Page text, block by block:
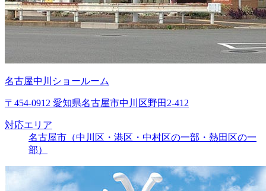
名古屋中川ショールーム
〒454-0912 愛知県名古屋市中川区野田2-412
対応エリア
名古屋市（中川区・港区・中村区の一部・熱田区の一
部）